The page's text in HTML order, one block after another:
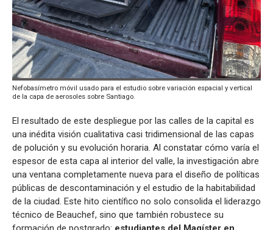
Nefobasímetro móvil usado para el estudio sobre variación espacial y vertical
de la capa de aerosoles sobre Santiago.
El resultado de este despliegue por las calles de la capital es
una inédita visión cualitativa casi tridimensional de las capas
de polución y su evolución horaria. Al constatar cómo varía el
espesor de esta capa al interior del valle, la investigación abre
una ventana completamente nueva para el diseño de políticas
públicas de descontaminación y el estudio de la habitabilidad
de la ciudad. Este hito científico no solo consolida el liderazgo
técnico de Beauchef, sino que también robustece su